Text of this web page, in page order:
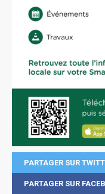
PARTAGER SUR
PARTAGER SUR